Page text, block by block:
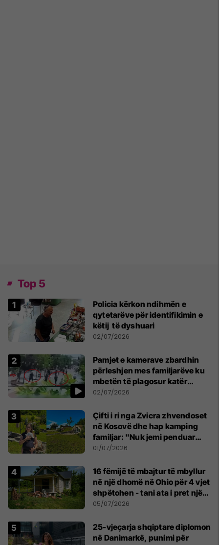
Top 5
Policia kërkon ndihmën e
qytetarëve për identifikimin e
këtij të dyshuari
02/07/2026
Pamjet e kamerave zbardhin
përleshjen mes familjarëve ku
mbetën të plagosur katër
persona
02/07/2026
Çifti i ri nga Zvicra zhvendoset
në Kosovë dhe hap kamping
familjar: "Nuk jemi penduar
asnjë ditë"
01/07/2026
16 fëmijë të mbajtur të mbyllur
në një dhomë në Ohio për 4 vjet
shpëtohen - tani ata i pret një
sfidë e madhe
05/07/2026
25-vjeçarja shqiptare diplomon
në Danimarkë, punimi për